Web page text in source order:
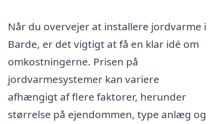
Når du overvejer at installere jordvarme i
Barde, er det vigtigt at få en klar idé om
omkostningerne. Prisen på
jordvarmesystemer kan variere
afhængigt af flere faktorer, herunder
størrelse på ejendommen, type anlæg og